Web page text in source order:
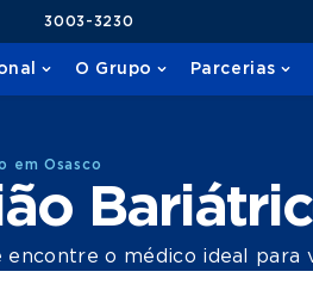
3003-3230
O Grupo Parcerias
em Osasco
encontre o médico ideal para